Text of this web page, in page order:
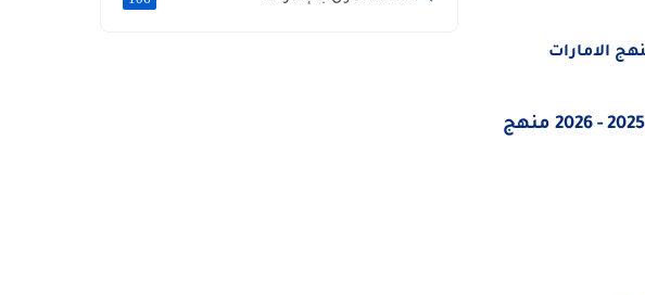
الخطة الفصلية الدراسية مادة اللغة العربية الصف الثانى عشر الفصل الدراسى الأول 2025 - 2026 منهج